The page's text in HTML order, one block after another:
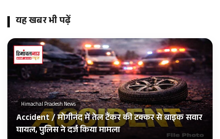
यह खबर भी पढ़ें
Himachal Pradesh News
Accident / मोगीनंद में तेल टैंकर की टक्कर से बाइक सवार
घायल, पुलिस ने दर्ज किया मामला